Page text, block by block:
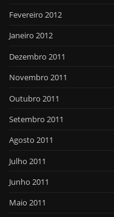
Fevereiro 2012
Janeiro 2012
Dezembro 2011
Novembro 2011
Outubro 2011
Setembro 2011
Agosto 2011
Julho 2011
Junho 2011
Maio 2011